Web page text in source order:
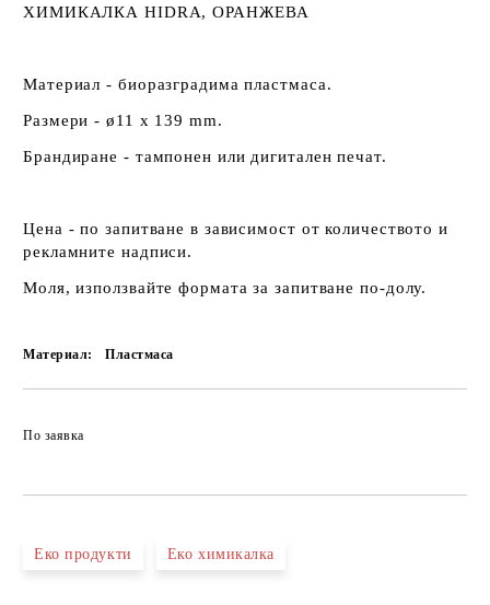
ХИМИКАЛКА HIDRA, ОРАНЖЕВА
Материал - биоразградима пластмаса.
Размери - ø11 x 139 mm.
Брандиране - тампонен или дигитален печат.
Цена - по запитване в зависимост от количеството и
рекламните надписи.
Моля, използвайте формата за запитване по-долу.
Материал: Пластмаса
По заявка
Еко продукти Еко химикалка